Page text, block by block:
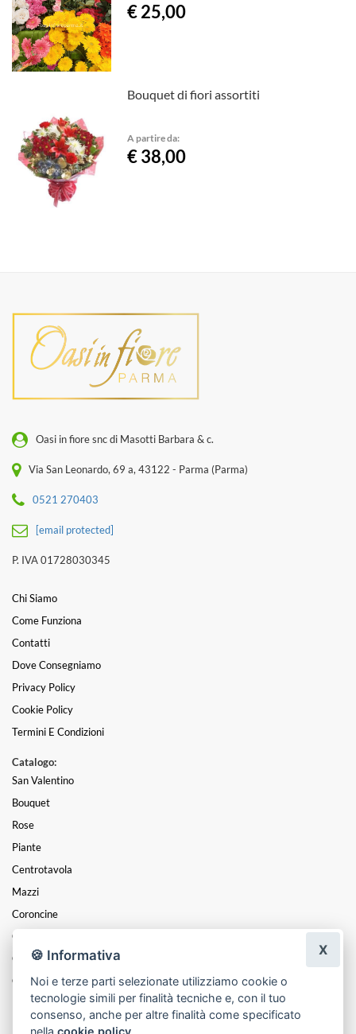
€ 25,00
Bouquet di fiori assortiti
A partire da:
€ 38,00
Oasi in fiore snc di Masotti Barbara & c.
Via San Leonardo, 69 a, 43122 - Parma (Parma)
0521 270403
[email protected]
P. IVA 01728030345
Chi Siamo
Come Funziona
Contatti
Dove Consegniamo
Privacy Policy
Cookie Policy
Termini E Condizioni
Catalogo:
San Valentino
Bouquet
Rose
Piante
Centrotavola
Mazzi
Coroncine
Composizioni
Cesti
Cuori
Funebre
🍪 Informativa
Noi e terze parti selezionate utilizziamo cookie o
tecnologie simili per finalità tecniche e, con il tuo
consenso, anche per altre finalità come specificato
nellacookie policy
X